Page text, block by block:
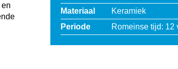
Materiaal
Keramiek
Periode
Romeinse tijd: 12